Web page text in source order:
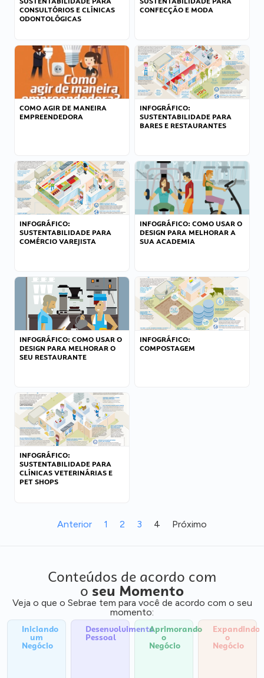
CONSULTÓRIOS E CLÍNICAS
ODONTOLÓGICAS
CONFECÇÃO E MODA
COMO AGIR DE MANEIRA
EMPREENDEDORA
INFOGRÁFICO:
SUSTENTABILIDADE PARA
BARES E RESTAURANTES
INFOGRÁFICO:
SUSTENTABILIDADE PARA
COMÉRCIO VAREJISTA
INFOGRÁFICO: COMO USAR O
DESIGN PARA MELHORAR A
SUA ACADEMIA
INFOGRÁFICO: COMO USAR O
DESIGN PARA MELHORAR O
SEU RESTAURANTE
INFOGRÁFICO:
COMPOSTAGEM
INFOGRÁFICO:
SUSTENTABILIDADE PARA
CLÍNICAS VETERINÁRIAS E
PET SHOPS
Anterior 1 2 3 4 Próximo
Conteúdos de acordo com
o seu Momento
Veja o que o Sebrae tem para você de acordo com o seu
momento:
Iniciando
um
Negócio
Desenvolvimento
Pessoal
Aprimorando
o
Negócio
Expandindo
o
Negócio